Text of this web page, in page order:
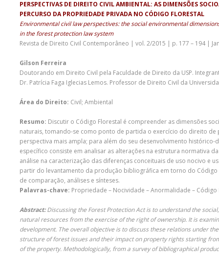
PERSPECTIVAS DE DIREITO CIVIL AMBIENTAL: AS DIMENSÕES
PERCURSO DA PROPRIEDADE PRIVADA NO CÓDIGO FLORESTAL
Environmental civil law perspectives: the social environmental
in the forest protection law system
Revista de Direito Civil Contemporâneo | vol. 2/2015 | p. 177 – 194 |
Gilson Ferreira
Doutorando em Direito Civil pela Faculdade de Direito da USP.
Dr. Patrícia Faga Iglecias Lemos. Professor de Direito Civil da
Área do Direito: Civil; Ambiental
Resumo: Discutir o Código Florestal é compreender as dimensões
naturais, tomando-se como ponto de partida o exercício do direito
perspectiva mais ampla; para além do seu desenvolvimento
específico consiste em analisar as alterações na estrutura normativa
análise na caracterização das diferenças conceituais de uso nocivo
partir do levantamento da produção bibliográfica em torno do
de comparação, análises e sínteses.
Palavras-chave: Propriedade – Nocividade – Anormalidade –
Abstract:Discussing the Forest Protection Act is to understand the
natural resources from the exercise of the right of ownership. It is
development. The overall objective is to discuss these relations under
structure of forest issues and their impact on property rights starting
of the property. Methodologically, from a survey of bibliographical